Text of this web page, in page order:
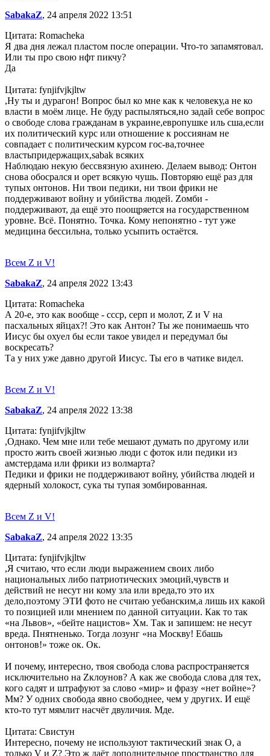
SabakaZ, 24 апреля 2022 13:51
Цитата: Romacheka
Я два дня лежал пластом после операции. Что-то запамятовал.
Или ты про свою нфт пикчу?
Да
Цитата: fynjifvjkjltw
,Ну ты и дурагон! Вопрос был ко мне как к человеку,а не ко
власти в моём лице. Не буду распыляться,но задай себе вопрос
о свободе слова гражданам в украине,европушке иль сша,если
их политический курс или отношение к россиянам не
совпадает с политическим курсом гос-ва,точнее
властьпридержащих,sabak всяких
Наблюдаю некую бессвязную ахинею. Делаем вывод: Онтон
снова обосрался и орет всякую чушь. Повторяю ещё раз для
тупых онтонов. Ни твои педики, ни твои фрики не
поддерживают войну и убийства людей. Zомби -
поддерживают, да ещё это поощряется на государственном
уровне. Всё. Понятно. Точка. Кому непонятно - тут уже
медицина бессильна, только усыпить остаётся.
Всем Z и V!
SabakaZ, 24 апреля 2022 13:43
Цитата: Romacheka
А 20-е, это как вообще - ссср, серп и молот, Z и V на
пасхальных яйцах?! Это как Антон? Ты же понимаешь что
Иисус бы охуел бы если такое увидел и передумал бы
воскресать?
Та у них уже давно другой Иисус. Ты его в чатике видел.
Всем Z и V!
SabakaZ, 24 апреля 2022 13:38
Цитата: fynjifvjkjltw
,Однако. Чем мне или тебе мешают думать по другому или
просто жить своей жизнью люди с фоток или педики из
амстердама или фрики из волмарта?
Педики и фрики не поддерживают войну, убийства людей и
ядерный холокост, сука ты тупая зомбированная.
Всем Z и V!
SabakaZ, 24 апреля 2022 13:35
Цитата: fynjifvjkjltw
,Я считаю, что если люди выражением своих либо
национальных либо патриотических эмоций,чувств и
действий не несут ни кому зла или вреда,то это их
дело,поэтому ЭТИ фото не считаю уебанским,а лишь их какой
то позицией или мнением по данной ситуации. Как то так
«на Львов», «бейте нацистов» Хм. Так и запишем: не несут
вреда. Пнятненько. Тогда лозунг «на Москву! Ебашь
онтонов!» тоже ок. Ок.
И почему, интересно, твоя свобода слова распространяется
исключительно на Zклоунов? А как же свобода слова для тех,
кого садят и штрафуют за слово «мир» и фразу «нет войне»?
Мм? У одних свобода явно свободнее, чем у других. И ещё
кто-то тут мямлит насчёт двуличия. Мде.
Цитата: Свистун
Интересно, почему не используют тактический знак О, а
только V и Z? Это ж даёт дополнительное пространство для